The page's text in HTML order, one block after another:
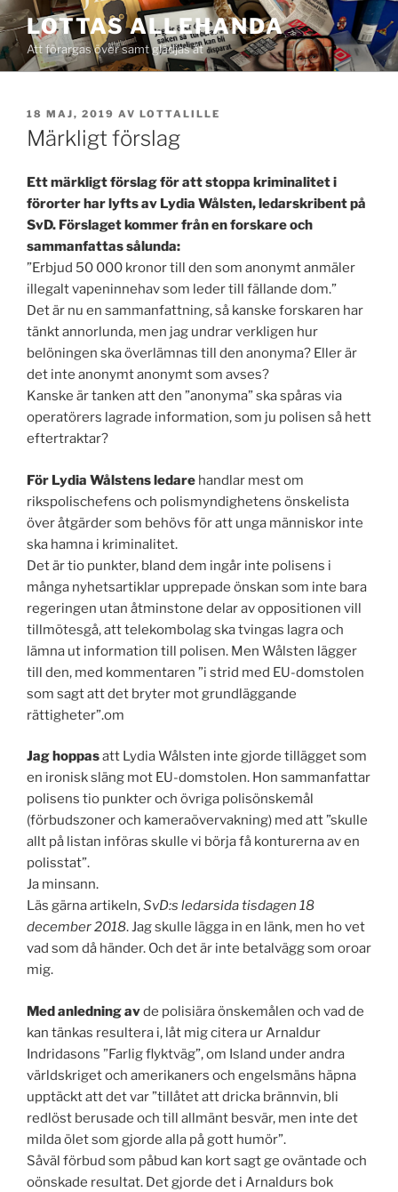
Hoppa
till
innehåll
LOTTAS ALLEHANDA
Att förargas över samt glädjas åt
PUBLICERAT
18 MAJ, 2019 AV LOTTALILLE
Märkligt förslag
Ett märkligt förslag för att stoppa kriminalitet i
förorter har lyfts av Lydia Wålsten, ledarskribent på
SvD. Förslaget kommer från en forskare och
sammanfattas sålunda:
”Erbjud 50 000 kronor till den som anonymt anmäler
illegalt vapeninnehav som leder till fällande dom.”
Det är nu en sammanfattning, så kanske forskaren har
tänkt annorlunda, men jag undrar verkligen hur
belöningen ska överlämnas till den anonyma? Eller är
det inte anonymt anonymt som avses?
Kanske är tanken att den ”anonyma” ska spåras via
operatörers lagrade information, som ju polisen så hett
eftertraktar?
För Lydia Wålstens ledare handlar mest om
rikspolischefens och polismyndighetens önskelista
över åtgärder som behövs för att unga människor inte
ska hamna i kriminalitet.
Det är tio punkter, bland dem ingår inte polisens i
många nyhetsartiklar upprepade önskan som inte bara
regeringen utan åtminstone delar av oppositionen vill
tillmötesgå, att telekombolag ska tvingas lagra och
lämna ut information till polisen. Men Wålsten lägger
till den, med kommentaren ”i strid med EU-domstolen
som sagt att det bryter mot grundläggande
rättigheter”.om
Jag hoppasatt Lydia Wålsten inte gjorde tillägget som
en ironisk släng mot EU-domstolen. Hon sammanfattar
polisens tio punkter och övriga polisönskemål
(förbudszoner och kameraövervakning) med att ”skulle
allt på listan införas skulle vi börja få konturerna av en
polisstat”.
Ja minsann.
Läs gärna artikeln,SvD:s ledarsida tisdagen 18
december 2018. Jag skulle lägga in en länk, men ho vet
vad som då händer. Och det är inte betalvägg som oroar
mig.
Med anledning avde polisiära önskemålen och vad de
kan tänkas resultera i, låt mig citera ur Arnaldur
Indridasons ”Farlig flyktväg”, om Island under andra
världskriget och amerikaners och engelsmäns häpna
upptäckt att det var ”tillåtet att dricka brännvin, bli
redlöst berusade och till allmänt besvär, men inte det
milda ölet som gjorde alla på gott humör”.
Såväl förbud som påbud kan kort sagt ge oväntade och
oönskade resultat. Det gjorde det i Arnaldurs bok